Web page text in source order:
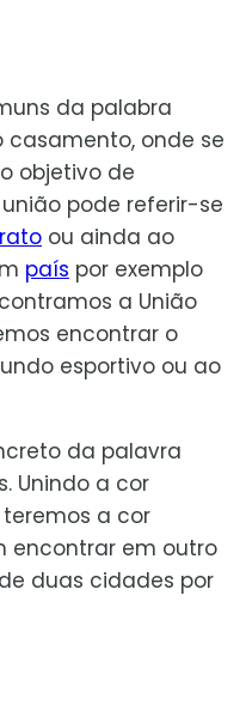
da palabra
casamento, onde se
objetivo de
união pode referir-se
ou ainda ao
país por exemplo
a União
encontrar o
esportivo ou ao
da palavra
Unindo a cor
a cor
encontrar em outro
duas cidades por